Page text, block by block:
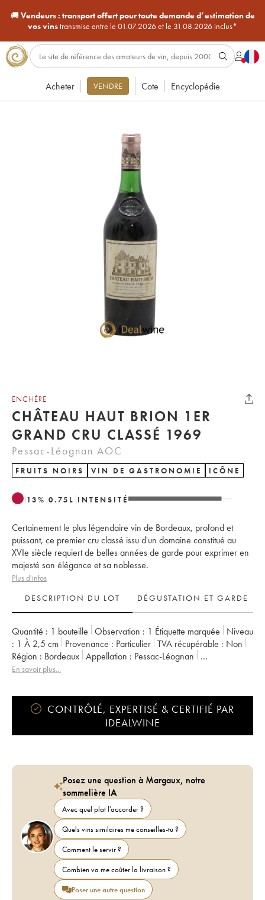
🚚Vendeurs : transport offert pour toute demande d’estimation de
vos vinstransmise entre le 01.07.2026 et le 31.08.2026 inclus*
Acheter VENDRE Cote Encyclopédie
ENCHÈRE
CHÂTEAU HAUT BRION 1ER
GRAND CRU CLASSÉ 1969
Pessac-Léognan AOC
FRUITS NOIRS VIN DE GASTRONOMIE ICÔNE
13% 0.75 L INTENSITÉ
Certainement le plus légendaire vin de Bordeaux, profond et
puissant, ce premier cru classé issu d'un domaine constitué au
XVIe siècle requiert de belles années de garde pour exprimer en
majesté son élégance et sa noblesse.
Plus d'infos
DESCRIPTION DU LOT
DÉGUSTATION ET GARDE
Quantité : 1 bouteille Observation : 1 Étiquette marquée
Niveau
: 1 À 2,5 cm Provenance : particulier TVA récupérable :
non
Région :
Bordeaux Appellation : Pessac-Léognan
Classement :
En savoir plus...
CONTRÔLÉ, EXPERTISÉ & CERTIFIÉ PAR
IDEALWINE
Posez une question à Margaux, notre
sommelière IA
Avec quel plat l'accorder ?
Quels vins similaires me conseilles-tu ?
Comment le servir ?
Combien va me coûter la livraison ?
Poser une autre question